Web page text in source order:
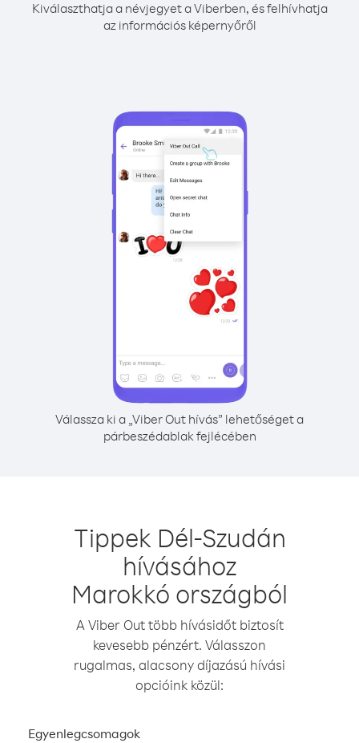
Kiválaszthatja a névjegyet a Viberben, és felhívhatja
az információs képernyőről
Válassza ki a „Viber Out hívás” lehetőséget a
párbeszédablak fejlécében
Tippek Dél-Szudán
hívásához
Marokkó országból
A Viber Out több hívásidőt biztosít
kevesebb pénzért. Válasszon
rugalmas, alacsony díjazású hívási
opcióink közül:
Egyenlegcsomagok